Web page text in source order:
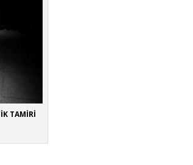
TAMİRİ